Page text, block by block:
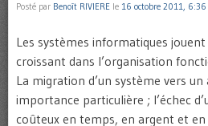
Posté par Benoît RIVIERE le 16 octobre 2011, 6:36
Les systèmes informatiques
croissant dans l’organisation
La migration d’un système vers
importance particulière ; l’échec
coûteux en temps, en argent et